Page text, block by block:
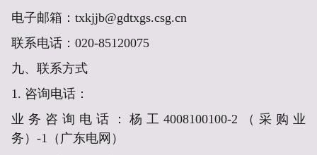
电子邮箱：txkjjb@gdtxgs.csg.cn
联系电话：020-85120075
九、 联系方式
1. 咨询电话：
业务咨询电话：杨工4008100100-2（采购业
务）-1（广东电网）